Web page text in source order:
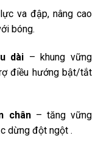
va đập, nâng cao
bóng.
dài – khung vững
điều hướng bật/tắt
chân– tăng vững
dừng đột ngột.